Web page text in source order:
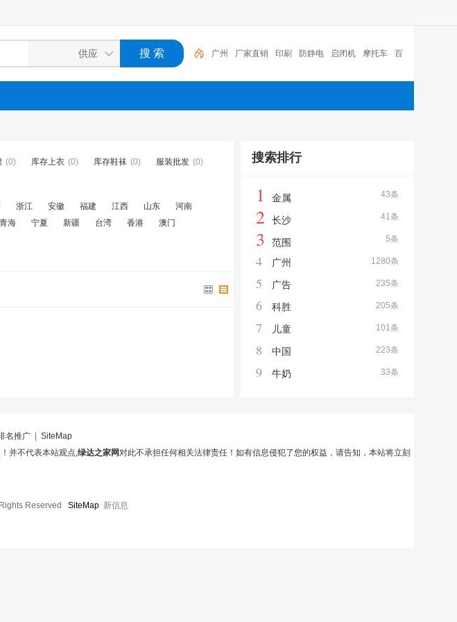
广州 厂家直销 印刷 防静电 启闭机 摩托车 百
福 咏玖进出口 体验桌 扑克 广州
(0) 库存上衣 (0) 库存鞋袜 (0) 服装批发 (0)
浙江 安徽 福建 江西 山东
河南
青海 宁夏 新疆 台湾 香港 澳门
搜索排行
43条
1 金属
41条
2 长沙
5条
3 范围
1280条
4 广州
235条
5 广告
205条
6 科胜
101条
7 儿童
223条
8 中国
33条
9 牛奶
名推广
SiteMap
并不代表本站观点,绿达之家网对此不承担任何相关法律责任！如有信息侵犯了您的权益，请告知，本站将立刻
Reserved SiteMap 新信息